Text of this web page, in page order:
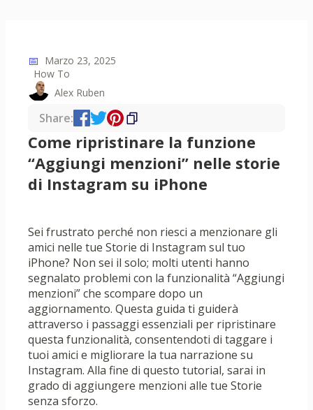
📅 Marzo 23, 2025
How To
Alex Ruben
Share:
Come ripristinare la funzione
“Aggiungi menzioni” nelle storie
di Instagram su iPhone
Sei frustrato perché non riesci a menzionare gli
amici nelle tue Storie di Instagram sul tuo
iPhone? Non sei il solo; molti utenti hanno
segnalato problemi con la funzionalità “Aggiungi
menzioni” che scompare dopo un
aggiornamento. Questa guida ti guiderà
attraverso i passaggi essenziali per ripristinare
questa funzionalità, consentendoti di taggare i
tuoi amici e migliorare la tua narrazione su
Instagram. Alla fine di questo tutorial, sarai in
grado di aggiungere menzioni alle tue Storie
senza sforzo.